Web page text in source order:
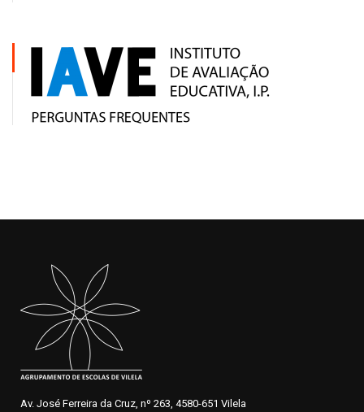
Av. José Ferreira da Cruz, nº 263, 4580-651 Vilela